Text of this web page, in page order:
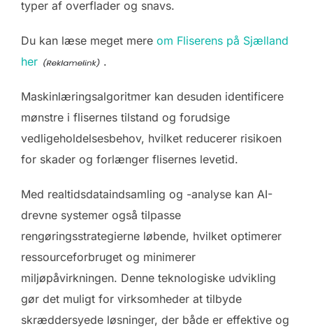
typer af overflader og snavs.
Du kan læse meget mere om Fliserens på Sjælland
her
.
Maskinlæringsalgoritmer kan desuden identificere
mønstre i flisernes tilstand og forudsige
vedligeholdelsesbehov, hvilket reducerer risikoen
for skader og forlænger flisernes levetid.
Med realtidsdataindsamling og -analyse kan AI-
drevne systemer også tilpasse
rengøringsstrategierne løbende, hvilket optimerer
ressourceforbruget og minimerer
miljøpåvirkningen. Denne teknologiske udvikling
gør det muligt for virksomheder at tilbyde
skræddersyede løsninger, der både er effektive og